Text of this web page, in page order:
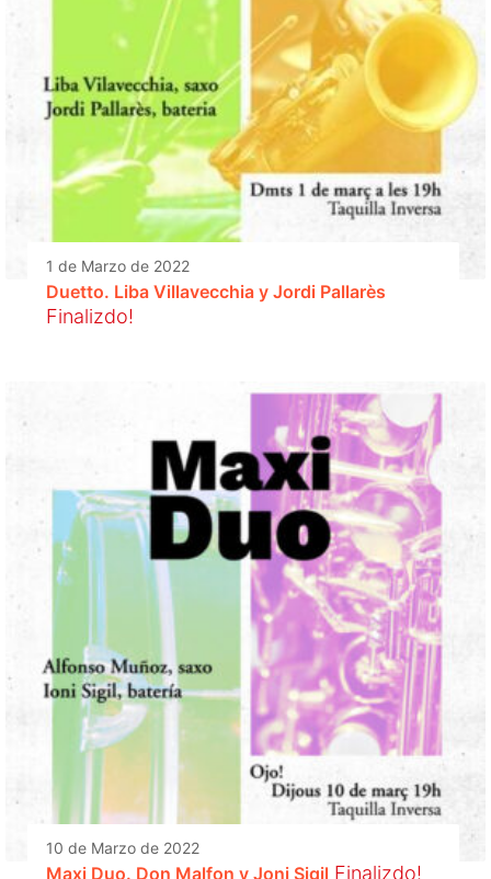
1 de Marzo de 2022
Duetto. Liba Villavecchia y Jordi Pallarès
Finalizdo!
10 de Marzo de 2022
Maxi Duo. Don Malfon y Joni Sigil Finalizdo!